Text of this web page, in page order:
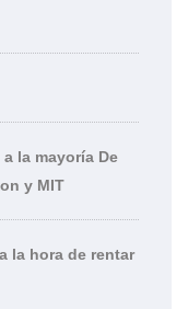
la mayoría De
y MIT
la hora de rentar